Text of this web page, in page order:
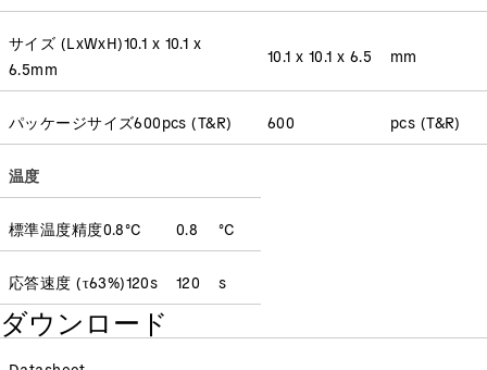
サイズ (LxWxH)10.1 x 10.1 x
6.5mm
10.1 x 10.1 x 6.5 mm
パッケージサイズ600pcs (T&R) 600 pcs (T&R)
温度
標準温度精度0.8°C 0.8 °C
応答速度 (τ63%)120s 120 s
ダウンロード